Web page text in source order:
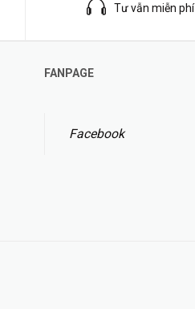
Tư vẫn miễn phí
FANPAGE
Facebook